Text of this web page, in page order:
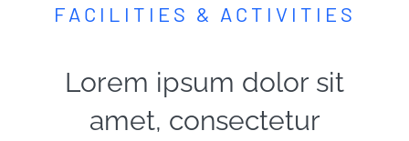
FACILITIES & ACTIVITIES
Lorem ipsum dolor sit
amet, consectetur